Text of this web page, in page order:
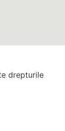
drepturile